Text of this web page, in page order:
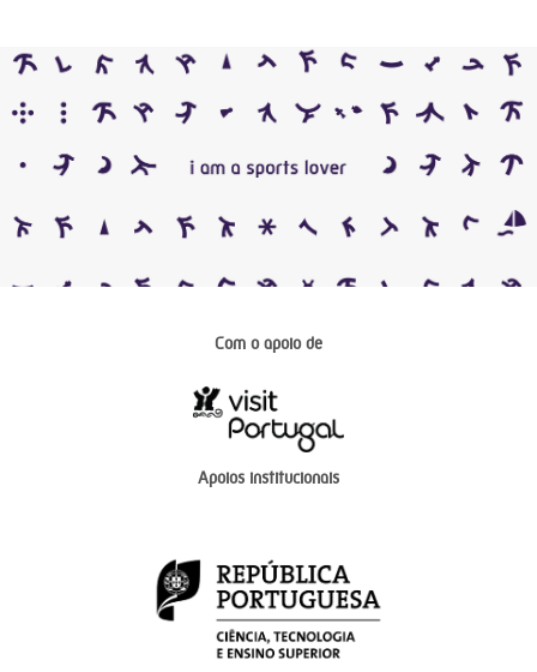
Com o apoio de
Apoios institucionais